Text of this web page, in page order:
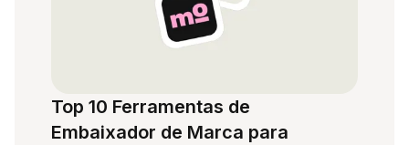
Top 10 Ferramentas de
Embaixador de Marca para